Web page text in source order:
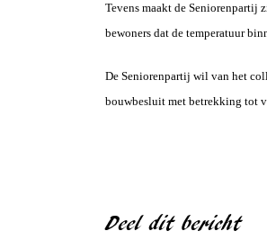
Tevens maakt de
bewoners dat de temperatuur
De Seniorenpartij wil van het
bouwbesluit met betrekking tot
Deel dit bericht